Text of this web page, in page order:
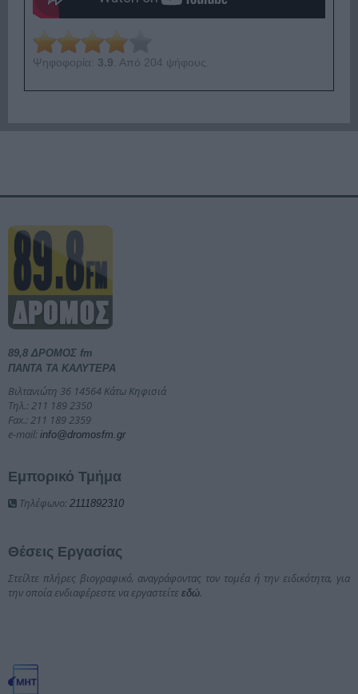
Ψηφοφορία: 3.9 . Από 204 ψήφους.
89,8 ΔΡΟΜΟΣ fm
ΠΑΝΤΑ ΤΑ ΚΑΛΥΤΕΡΑ
Βιλτανιώτη 36 14564 Κάτω Κηφισιά
Τηλ.: 211 189 2350
Fax.: 211 189 2359
e-mail: info@dromosfm.gr
Εμπορικό Τμήμα
Τηλέφωνο: 2111892310
Θέσεις Εργασίας
Στείλτε πλήρες βιογραφικό, αναγράφοντας τον τομέα ή την ειδικότητα, για
την οποία ενδιαφέρεστε να εργαστείτε εδώ.